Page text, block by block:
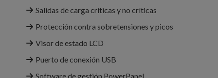
Salidas de carga críticas y no críticas
Protección contra sobretensiones y picos
Visor de estado LCD
Puerto de conexión USB
Software de gestión PowerPanel